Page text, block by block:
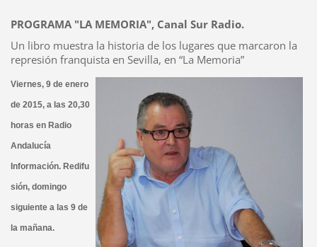
PROGRAMA "LA MEMORIA", Canal Sur Radio.
Un libro muestra la historia de los lugares que marcaron la
represión franquista en Sevilla, en “La Memoria”
Viernes, 9 de enero
de 2015, a las 20,30
horas en Radio
Andalucía
Información. Redifu
sión, domingo
siguiente a las 9 de
la mañana.